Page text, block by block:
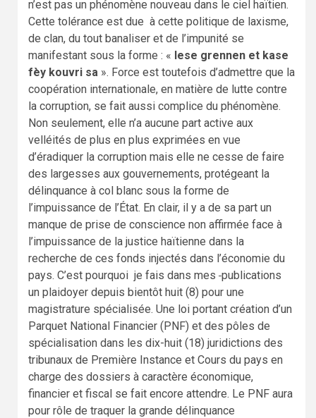
n’est pas un phénomène nouveau dans le ciel haïtien.
Cette tolérance est due à cette politique de laxisme,
de clan, du tout banaliser et de l’impunité se
manifestant sous la forme : « lese grennen et kase
fèy kouvri sa ». Force est toutefois d’admettre que la
coopération internationale, en matière de lutte contre
la corruption, se fait aussi complice du phénomène.
Non seulement, elle n’a aucune part active aux
velléités de plus en plus exprimées en vue
d’éradiquer la corruption mais elle ne cesse de faire
des largesses aux gouvernements, protégeant la
délinquance à col blanc sous la forme de
l’impuissance de l’État. En clair, il y a de sa part un
manque de prise de conscience non affirmée face à
l’impuissance de la justice haïtienne dans la
recherche de ces fonds injectés dans l’économie du
pays. C’est pourquoi je fais dans mes publications
un plaidoyer depuis bientôt huit (8) pour une
magistrature spécialisée. Une loi portant création d’un
Parquet National Financier (PNF) et des pôles de
spécialisation dans les dix-huit (18) juridictions des
tribunaux de Première Instance et Cours du pays en
charge des dossiers à caractère économique,
financier et fiscal se fait encore attendre. Le PNF aura
pour rôle de traquer la grande délinquance